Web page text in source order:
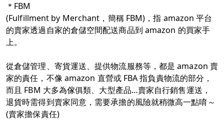
＊FBM
(Fulfillment by Merchant，簡稱 FBM)，指 amazon 平台
的賣家透過自家的倉儲空間配送商品到 amazon 的買家手
上。
從倉儲管理、寄貨運送、提供物流服務等，都是 amazon 賣
家的責任，不像 amazon 直營或 FBA 指負責物流的部分，
而且 FBM 大多為傢俱類、大型產品…賣家自行銷售運送，
退貨時需得到賣家同意，需要承擔的風險就稍微高一點唷～
(賣家擔保責任)